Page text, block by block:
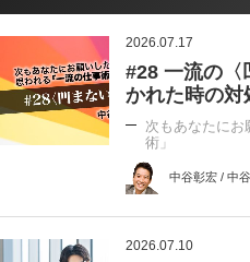
2026.07.17
#28 一流の〈
かれた時の対
次もあなたにお
術」
中谷彰宏 / 中
2026.07.10